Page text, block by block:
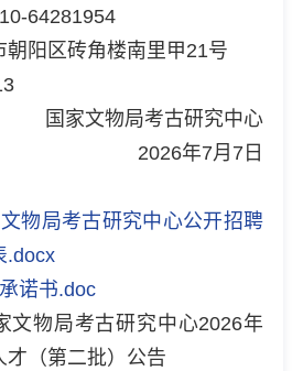
64281954
朝阳区砖角楼南里甲21号
国家文物局考古研究中心
2026年7月7日
物局考古研究中心公开招聘
.docx
诺书.doc
文物局考古研究中心2026年
才（第二批）公告